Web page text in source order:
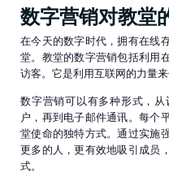
数字营销对教堂
在今天的数字时代，拥有在线
堂。教堂的数字营销包括利用
访客。它是利用互联网的力量
数字营销可以有多种形式，
户，再到电子邮件通讯。每个
堂使命的独特方式。通过实施
更多的人，更有效地吸引成员
式。